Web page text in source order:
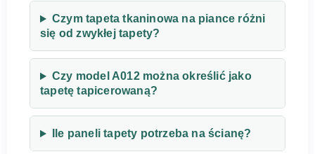
Czym tapeta tkaninowa na piance różni
się od zwykłej tapety?
Czy model A012 można określić jako
tapetę tapicerowaną?
Ile paneli tapety potrzeba na ścianę?